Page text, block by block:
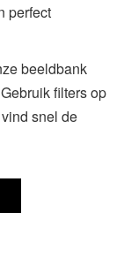
perfect
beeldbank
filters op
snel de